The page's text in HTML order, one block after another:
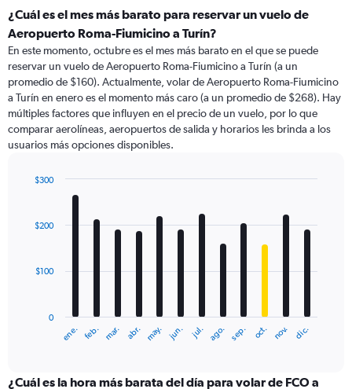
¿Cuál es el mes más barato para reservar un vuelo de
Aeropuerto Roma-Fiumicino a Turín?
En este momento, octubre es el mes más barato en el que se puede
reservar un vuelo de Aeropuerto Roma-Fiumicino a Turín (a un
promedio de $160). Actualmente, volar de Aeropuerto Roma-Fiumicino
a Turín en enero es el momento más caro (a un promedio de $268). Hay
múltiples factores que influyen en el precio de un vuelo, por lo que
comparar aerolíneas, aeropuertos de salida y horarios les brinda a los
usuarios más opciones disponibles.
with
12
The
categories.
ene. feb. mar. abr. may. jun. jul. ago. sep. oct. nov. dic.
0
$100
$200
$300
¿Cuál es la hora más barata del día para volar de FCO a